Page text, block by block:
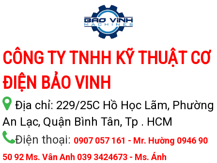
CÔNG TY TNHH KỸ THUẬT CƠ
ĐIỆN BẢO VINH
Địa chỉ: 229/25C Hồ Học Lãm, Phường
An Lạc, Quận Bình Tân, Tp . HCM
Điện thoại: 0907 057 161 - Mr. Hường 0946 90
50 92 Ms. Vân Anh 039 3424673 - Ms. Ánh